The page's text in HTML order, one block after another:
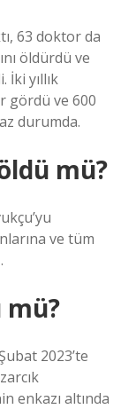
63 doktor da
öldürdü ve
yıllık
gördü ve 600
durumda.
mü?
ve tüm
mü?
2023’te
enkazı altında